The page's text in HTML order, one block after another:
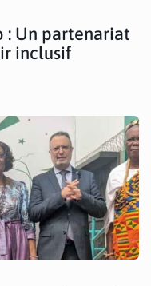
: Un partenariat
inclusif